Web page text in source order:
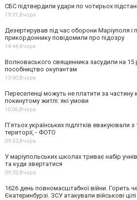
СБС підтвердили удари по чотирьох
19:31,Вчора
Дезертирував під час оборони Маріуполя і
прикордоннику повідомили про підозру
14:44,Вчора
Волноваського священника засудили на 15
пособництво окупантам
13:00,Вчора
Переселенці можуть не платити за частину
покинутому житлі: які умови
10:06,Вчора
П’ятьох українських підлітків евакуювали
території, - ФОТО
09:53,Вчора
У маріупольських школах триває набір
та куди звертатися
09:35,Вчора
1626 день повномасштабної війни. Горить
Єкатеринбурзі. ЗСУ атакували військові